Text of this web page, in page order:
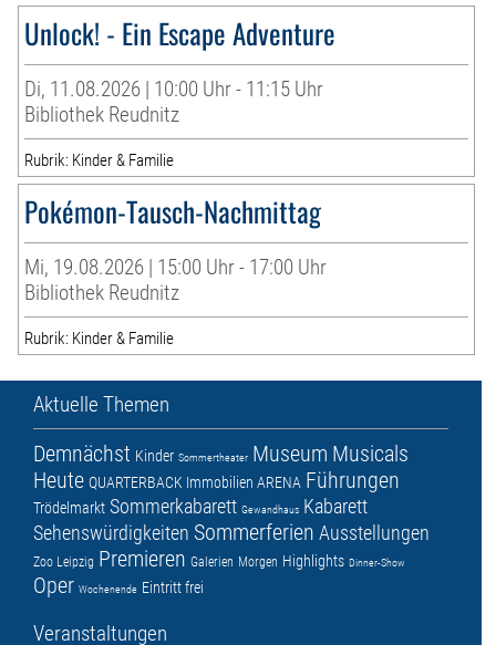
Unlock! - Ein Escape Adventure
Di, 11.08.2026 | 10:00 Uhr - 11:15 Uhr
Bibliothek Reudnitz
Rubrik: Kinder & Familie
Pokémon-Tausch-Nachmittag
Mi, 19.08.2026 | 15:00 Uhr - 17:00 Uhr
Bibliothek Reudnitz
Rubrik: Kinder & Familie
Aktuelle Themen
Demnächst Kinder Sommertheater Museum Musicals
Heute QUARTERBACK Immobilien ARENA Führungen
Trödelmarkt Sommerkabarett Gewandhaus Kabarett
Sehenswürdigkeiten Sommerferien Ausstellungen
Zoo Leipzig Premieren Galerien Morgen Highlights Dinner-Show
Oper Wochenende Eintritt frei
Veranstaltungen